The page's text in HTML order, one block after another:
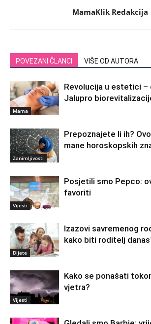
MamaKlik Redakcija
POVEZANI ČLANCI VIŠE OD AUTORA
Mama
Revolucija u estetici
Jalupro
Zanimljivosti
Prepoznajete li ih?
mane horoskopskih
Vijesti
Posjetili smo Pepco:
favoriti
Dijete
Izazovi savremenog
kako biti roditelj
Vijesti
Kako se ponašati
vjetra?